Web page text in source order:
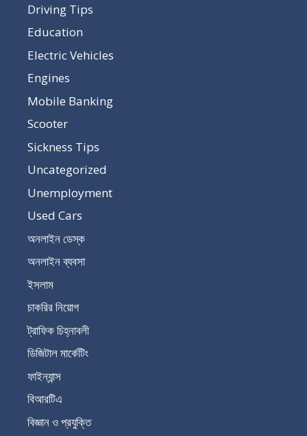
Driving Tips
Education
Electric Vehicles
Engines
Mobile Banking
Scooter
Sickness Tips
Uncategorized
Unemployment
Used Cars
অনলাইন ডেস্ক
অনলাইন ব্যবসা
ইসলাম
চাকরির নিয়োগ
ট্রাফিক চিহ্নাবলী
ডিজিটাল মার্কেটিং
ফাইন্যান্স
বিআরটিএ
বিজ্ঞান ও প্রযুক্তি